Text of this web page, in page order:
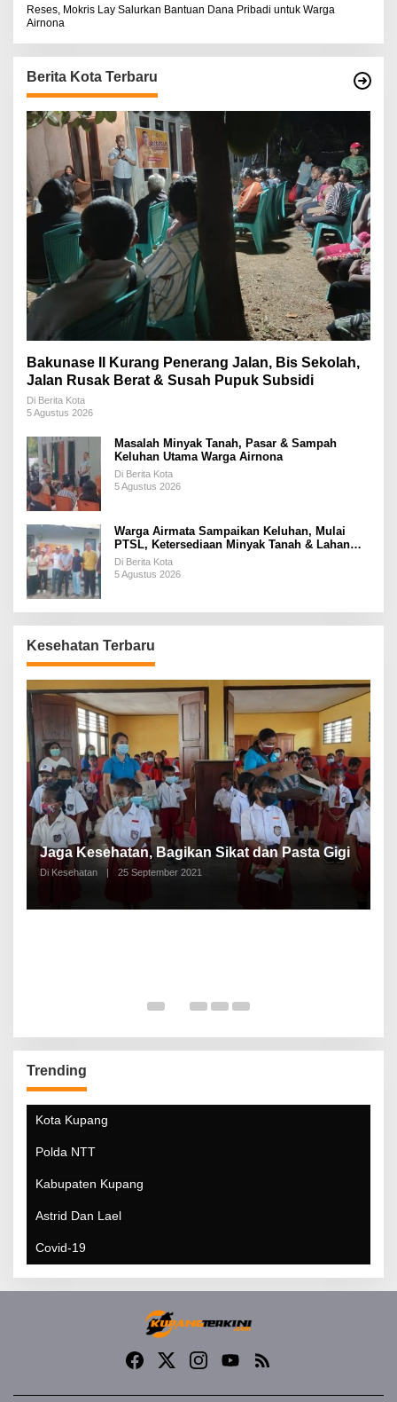
Reses, Mokris Lay Salurkan Bantuan Dana Pribadi untuk Warga
Airnona
Berita Kota Terbaru
Bakunase II Kurang Penerang Jalan, Bis Sekolah,
Jalan Rusak Berat & Susah Pupuk Subsidi
Di Berita Kota
5 Agustus 2026
Masalah Minyak Tanah, Pasar & Sampah
Keluhan Utama Warga Airnona
Di Berita Kota
5 Agustus 2026
Warga Airmata Sampaikan Keluhan, Mulai
PTSL, Ketersediaan Minyak Tanah & Lahan
Pemakaman
Di Berita Kota
5 Agustus 2026
Kesehatan Terbaru
Jaga Kesehatan, Bagikan Sikat dan Pasta Gigi
Di Kesehatan | 25 September 2021
Trending
Kota Kupang
Polda NTT
Kabupaten Kupang
Astrid Dan Lael
Covid-19